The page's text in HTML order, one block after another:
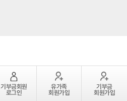
기부금회원
로그인
유가족
회원가입
기부금
회원가입